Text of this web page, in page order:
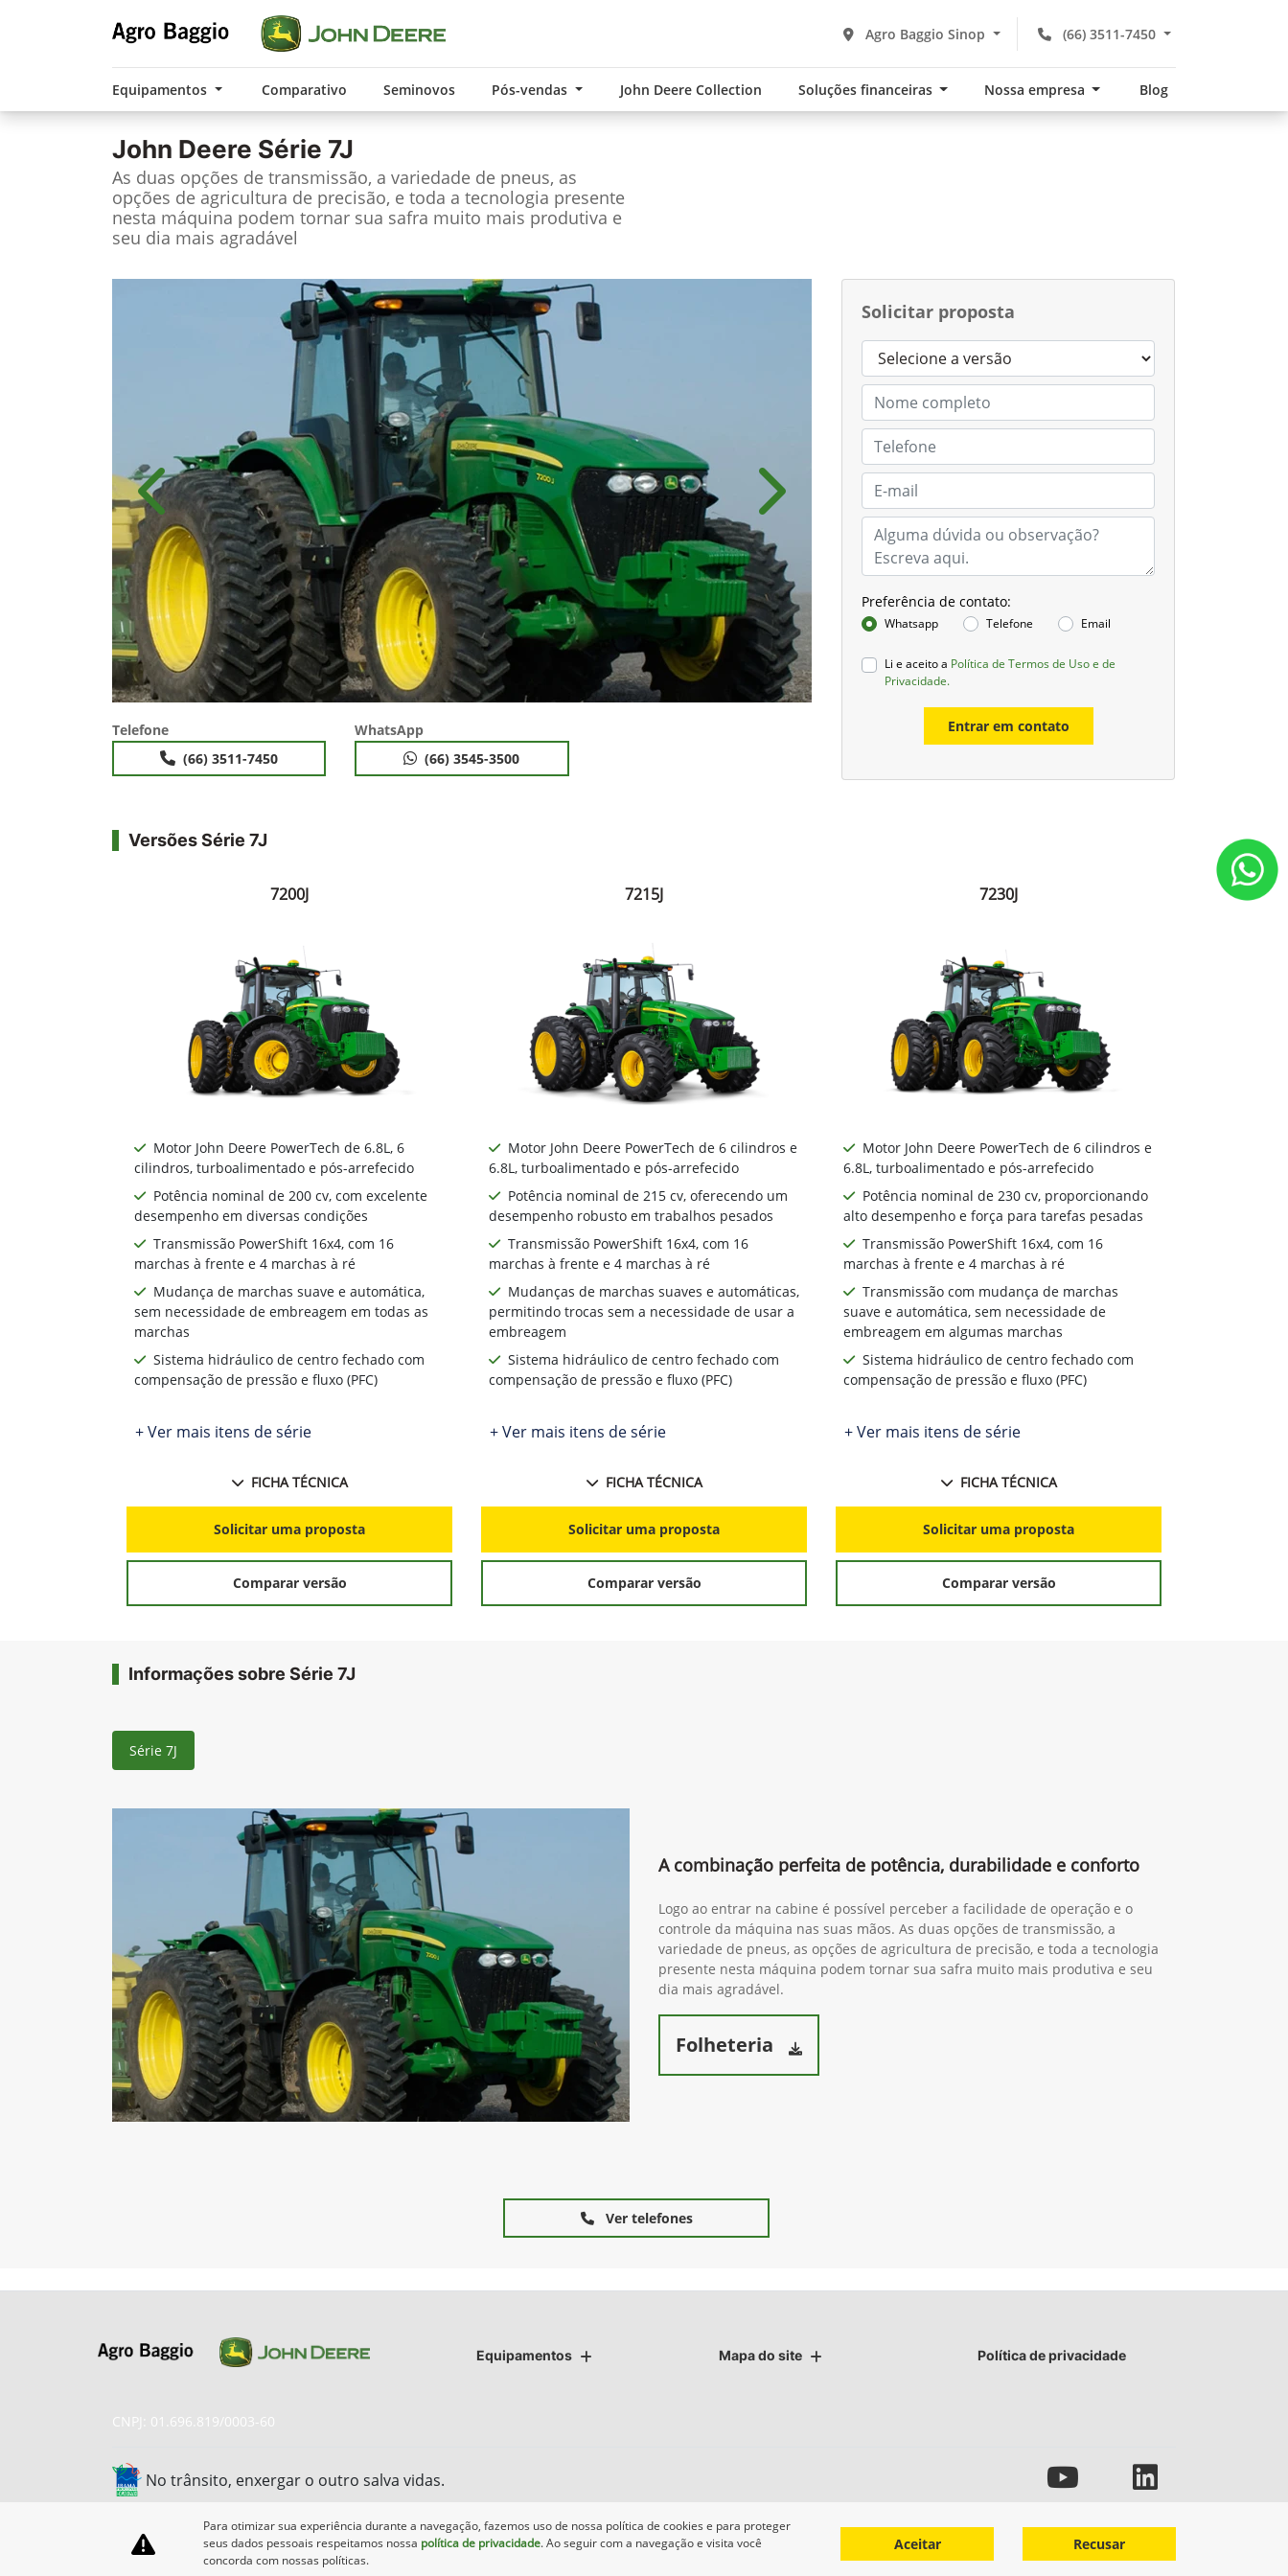
(66) 3511-7450
Agro Baggio Sinop
Equipamentos Comparativo Seminovos Pós-vendas John Deere Collection Soluções financeiras Nossa empresa Blog
John Deere Série 7J
As duas opções de transmissão, a variedade de pneus, as
opções de agricultura de precisão, e toda a tecnologia presente
nesta máquina podem tornar sua safra muito mais produtiva e
seu dia mais agradável
Solicitar proposta
Preferência de contato:
Whatsapp Telefone Email
Li e aceito a Política de Termos de Uso e de
Privacidade.
Entrar em contato
Anterior Próximo
Telefone
(66) 3511-7450
WhatsApp
(66) 3545-3500
Versões Série 7J
7200J
Motor John Deere PowerTech de 6.8L, 6
cilindros, turboalimentado e pós-arrefecido
Potência nominal de 200 cv, com excelente
desempenho em diversas condições
Transmissão PowerShift 16x4, com 16
marchas à frente e 4 marchas à ré
Mudança de marchas suave e automática,
sem necessidade de embreagem em todas as
marchas
Sistema hidráulico de centro fechado com
compensação de pressão e fluxo (PFC)
+ Ver mais itens de série
FICHA TÉCNICA
Solicitar uma proposta
Comparar versão
7215J
Motor John Deere PowerTech de 6 cilindros e
6.8L, turboalimentado e pós-arrefecido
Potência nominal de 215 cv, oferecendo um
desempenho robusto em trabalhos pesados
Transmissão PowerShift 16x4, com 16
marchas à frente e 4 marchas à ré
Mudanças de marchas suaves e automáticas,
permitindo trocas sem a necessidade de usar a
embreagem
Sistema hidráulico de centro fechado com
compensação de pressão e fluxo (PFC)
+ Ver mais itens de série
FICHA TÉCNICA
Solicitar uma proposta
Comparar versão
7230J
Motor John Deere PowerTech de 6 cilindros e
6.8L, turboalimentado e pós-arrefecido
Potência nominal de 230 cv, proporcionando
alto desempenho e força para tarefas pesadas
Transmissão PowerShift 16x4, com 16
marchas à frente e 4 marchas à ré
Transmissão com mudança de marchas
suave e automática, sem necessidade de
embreagem em algumas marchas
Sistema hidráulico de centro fechado com
compensação de pressão e fluxo (PFC)
+ Ver mais itens de série
FICHA TÉCNICA
Solicitar uma proposta
Comparar versão
Informações sobre Série 7J
Série 7J
A combinação perfeita de potência, durabilidade e conforto
Logo ao entrar na cabine é possível perceber a facilidade de operação e o
controle da máquina nas suas mãos. As duas opções de transmissão, a
variedade de pneus, as opções de agricultura de precisão, e toda a tecnologia
presente nesta máquina podem tornar sua safra muito mais produtiva e seu
dia mais agradável.
Folheteria
Ver telefones
Equipamentos Mapa do site Política de privacidade
CNPJ: 01.696.819/0003-60
No trânsito, enxergar o outro salva vidas.
Para otimizar sua experiência durante a navegação, fazemos uso de nossa política de cookies e para proteger
seus dados pessoais respeitamos nossa política de privacidade. Ao seguir com a navegação e visita você
concorda com nossas políticas.
Aceitar Recusar